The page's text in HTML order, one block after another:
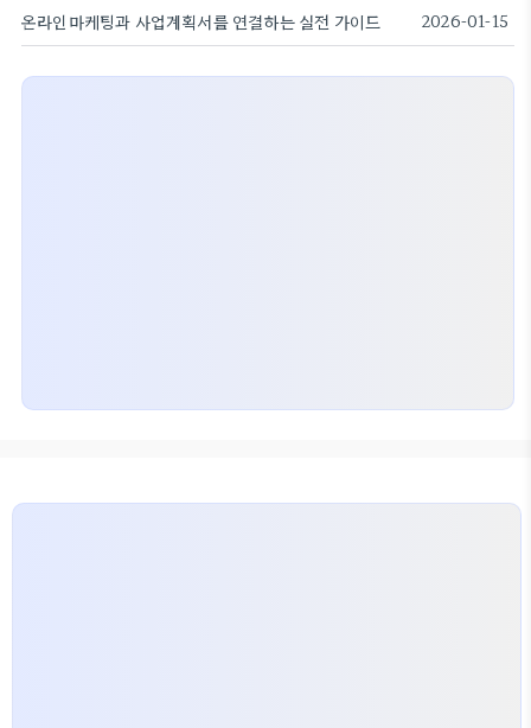
온라인마케팅과 사업계획서를 연결하는 실전 가이드 2026-01-15